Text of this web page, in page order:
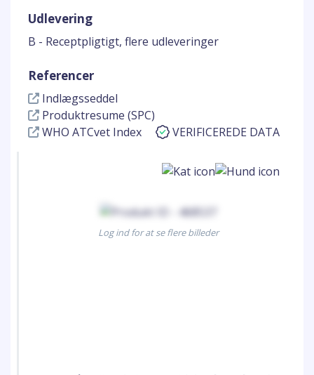
Udlevering
B - Receptpligtigt, flere udleveringer
Referencer
Indlægsseddel
Produktresume (SPC)
WHO ATCvet Index
VERIFICEREDE DATA
Log ind for at se flere billeder